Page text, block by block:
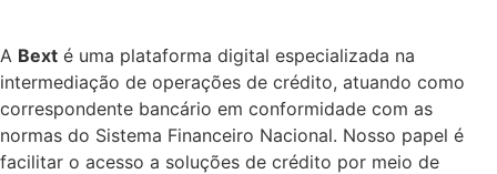
A Bext é uma plataforma digital especializada na
intermediação de operações de crédito, atuando como
correspondente bancário em conformidade com as
normas do Sistema Financeiro Nacional. Nosso papel é
facilitar o acesso a soluções de crédito por meio de